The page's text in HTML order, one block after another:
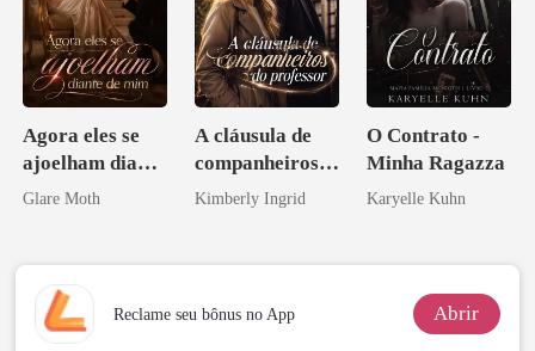
Agora eles se
ajoelham diante
de mim
Glare Moth
A cláusula de
companheiros
do professor
Kimberly Ingrid
O Contrato -
Minha Ragazza
Karyelle Kuhn
Reclame seu bônus no App Abrir